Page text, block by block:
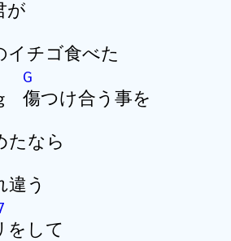
が
イチゴ食べた
G
傷つけ合う事を
たなら
違う
をして